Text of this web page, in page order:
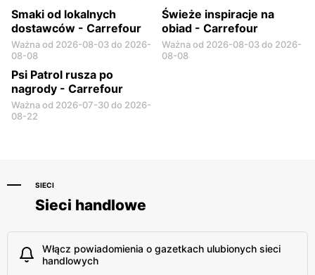
Smaki od lokalnych
dostawców - Carrefour
Ważna od 2026-08-03 do 2026-
08-08
Świeże inspiracje na
obiad - Carrefour
Ważna od 2026-08-03 do 2026-
08-08
Psi Patrol rusza po
nagrody - Carrefour
Ważna od 2026-07-30 do 2026-
08-22
SIECI
Sieci handlowe
Włącz powiadomienia o gazetkach ulubionych sieci
handlowych